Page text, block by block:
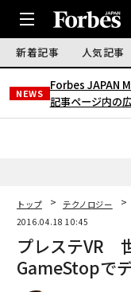
新着記事 人気記事
NEWS
Forbes JAPAN
記事ページ内の
トップ テクノロジー
2016.04.18 10:45
プレステVR
GameStopで